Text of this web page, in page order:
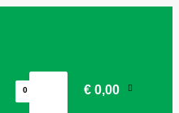
0 € 0,00